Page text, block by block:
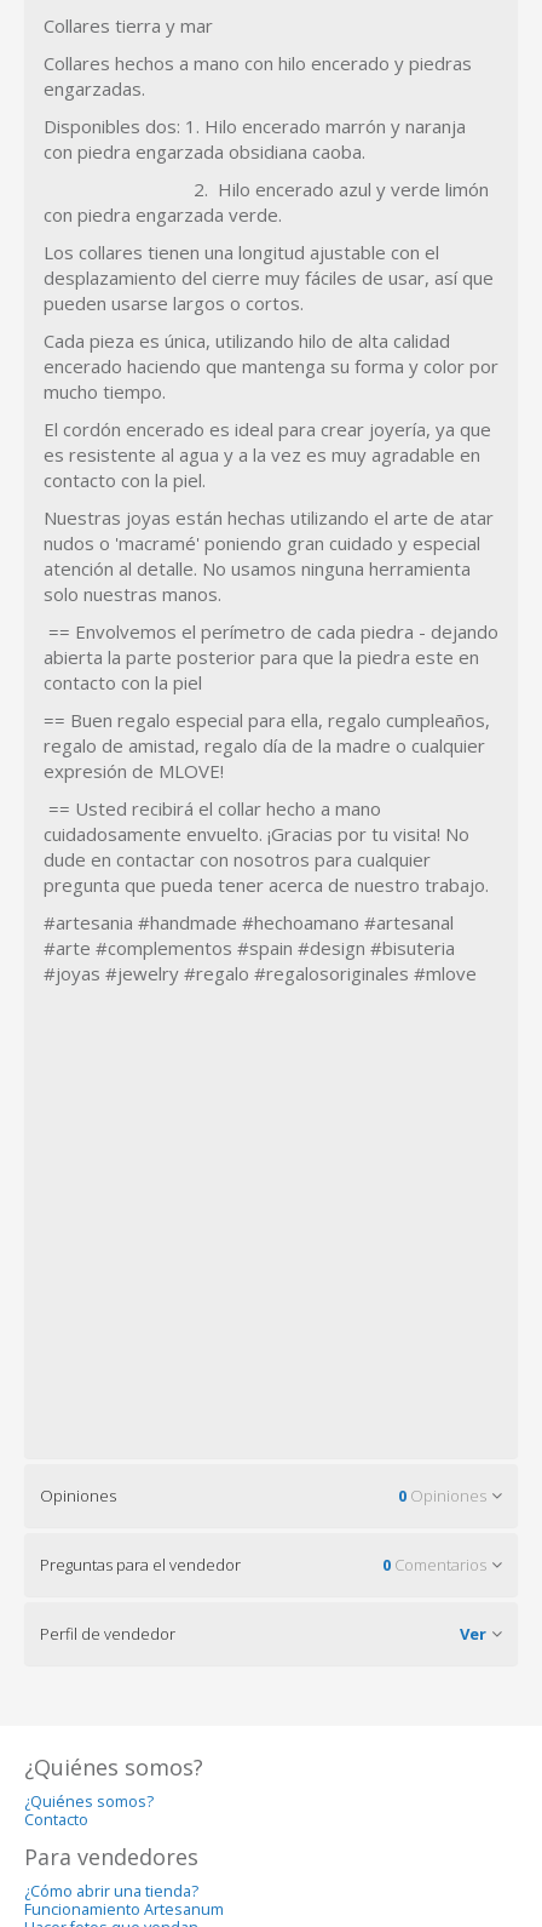
Collares tierra y mar
Collares hechos a mano con hilo encerado y piedras
engarzadas.
Disponibles dos: 1. Hilo encerado marrón y naranja
con piedra engarzada obsidiana caoba.
2. Hilo encerado azul y verde limón
con piedra engarzada verde.
Los collares tienen una longitud ajustable con el
desplazamiento del cierre muy fáciles de usar, así que
pueden usarse largos o cortos.
Cada pieza es única, utilizando hilo de alta calidad
encerado haciendo que mantenga su forma y color por
mucho tiempo.
El cordón encerado es ideal para crear joyería, ya que
es resistente al agua y a la vez es muy agradable en
contacto con la piel.
Nuestras joyas están hechas utilizando el arte de atar
nudos o 'macramé' poniendo gran cuidado y especial
atención al detalle. No usamos ninguna herramienta
solo nuestras manos.
== Envolvemos el perímetro de cada piedra - dejando
abierta la parte posterior para que la piedra este en
contacto con la piel
== Buen regalo especial para ella, regalo cumpleaños,
regalo de amistad, regalo día de la madre o cualquier
expresión de MLOVE!
== Usted recibirá el collar hecho a mano
cuidadosamente envuelto. ¡Gracias por tu visita! No
dude en contactar con nosotros para cualquier
pregunta que pueda tener acerca de nuestro trabajo.
#artesania #handmade #hechoamano #artesanal
#arte #complementos #spain #design #bisuteria
#joyas #jewelry #regalo #regalosoriginales #mlove
Opiniones 0 Opiniones
Preguntas para el vendedor 0 Comentarios
Perfil de vendedor Ver
¿Quiénes somos?
¿Quiénes somos?
Contacto
Para vendedores
¿Cómo abrir una tienda?
Funcionamiento Artesanum